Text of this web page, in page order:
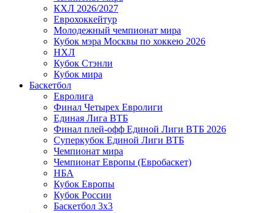
КХЛ 2026/2027
Еврохоккейтур
Молодежный чемпионат мира
Кубок мэра Москвы по хоккею 2026
НХЛ
Кубок Стэнли
Кубок мира
Баскетбол
Евролига
Финал Четырех Евролиги
Единая Лига ВТБ
Финал плей-офф Единой Лиги ВТБ 2026
Суперкубок Единой Лиги ВТБ
Чемпионат мира
Чемпионат Европы (Евробаскет)
НБА
Кубок Европы
Кубок России
Баскетбол 3х3